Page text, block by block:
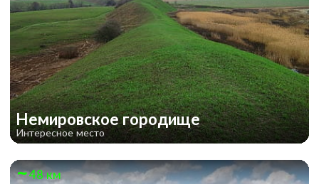
Немировское городище
Интересное место
48 км